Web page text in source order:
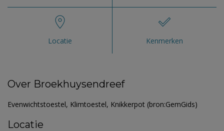
Locatie Kenmerken
Over Broekhuysendreef
Evenwichtstoestel, Klimtoestel, Knikkerpot (bron:GemGids)
Locatie